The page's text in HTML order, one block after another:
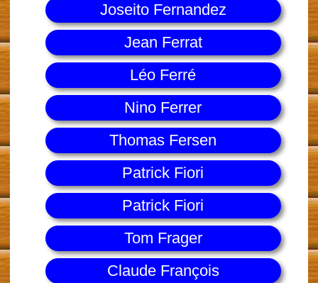
Joseito Fernandez
Jean Ferrat
Léo Ferré
Nino Ferrer
Thomas Fersen
Patrick Fiori
Patrick Fiori
Tom Frager
Claude François